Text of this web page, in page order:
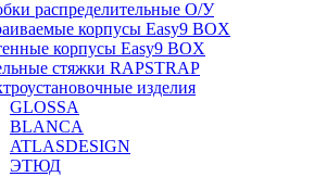
распределительные О/У
корпусы Easy9 BOX
корпусы Easy9 BOX
стяжки RAPSTRAP
изделия
GLOSSA
BLANCA
ATLASDESIGN
ЭТЮД